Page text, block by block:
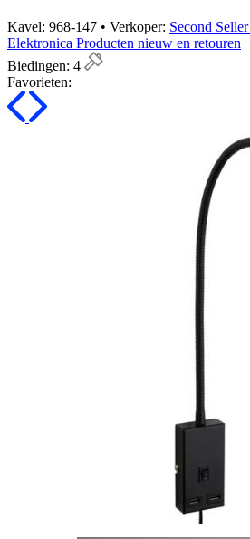
Kavel: 968-147 • Verkoper: Second Seller
Elektronica Producten nieuw en retouren
Biedingen: 4
Favorieten: